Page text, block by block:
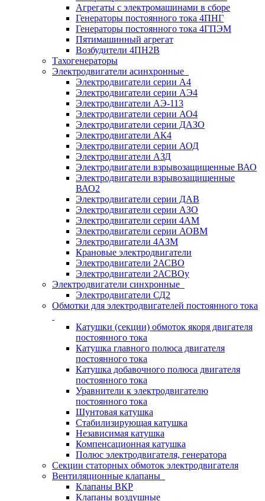
Агрегаты с электромашинами в сборе
Генераторы постоянного тока 4ПНГ
Генераторы постоянного тока 4ГПЭМ
Пятимашинный агрегат
Возбудители 4ПН2В
Тахогенераторы
Электродвигатели асинхронные
Электродвигатели серии А4
Электродвигатели серии АЭ4
Электродвигатели АЭ-113
Электродвигатели серии АО4
Электродвигатели серии ДАЗО
Электродвигатели АК4
Электродвигатели серии АОД
Электродвигатели АЗД
Электродвигатели взрывозащищенные ВАО
Электродвигатели взрывозащищенные
ВАО2
Электродвигатели серии ДАВ
Электродвигатели серии АЗО
Электродвигатели серии 4АМ
Электродвигатели серии АОВМ
Электродвигатели 4АЗМ
Крановые электродвигатели
Электродвигатели 2АСВО
Электродвигатели 2АСВОу
Электродвигатели синхронные
Электродвигатели СД2
Обмотки для электродвигателей постоянного тока
Катушки (секции) обмоток якоря двигателя
постоянного тока
Катушка главного полюса двигателя
постоянного тока
Катушка добавочного полюса двигателя
постоянного тока
Уравнители к электродвигателю
постоянного тока
Шунтовая катушка
Стабилизирующая катушка
Независимая катушка
Компенсационная катушка
Полюс электродвигателя, генератора
Секции статорных обмоток электродвигателя
Вентиляционные клапаны
Клапаны ВКР
Клапаны воздушные